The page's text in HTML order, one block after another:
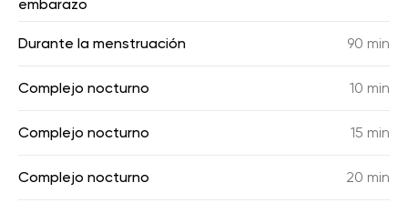
embarazo
Durante la menstruación 90 min
Complejo nocturno 10 min
Complejo nocturno 15 min
Complejo nocturno 20 min